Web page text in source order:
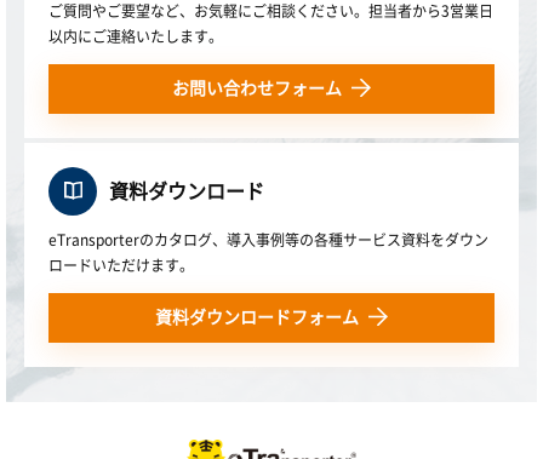
ご質問やご要望など、お気軽にご相談ください。担当者から3営業日
以内にご連絡いたします。
お問い合わせフォーム
資料ダウンロード
eTransporterのカタログ、導入事例等の各種サービス資料をダウン
ロードいただけます。
資料ダウンロードフォーム